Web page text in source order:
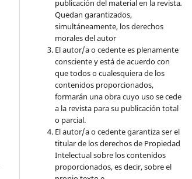
publicación del material en la revista.
Quedan garantizados,
simultáneamente, los derechos
morales del autor
El autor/a o cedente es plenamente
consciente y está de acuerdo con
que todos o cualesquiera de los
contenidos proporcionados,
formarán una obra cuyo uso se cede
a la revista para su publicación total
o parcial.
El autor/a o cedente garantiza ser el
titular de los derechos de Propiedad
Intelectual sobre los contenidos
proporcionados, es decir, sobre el